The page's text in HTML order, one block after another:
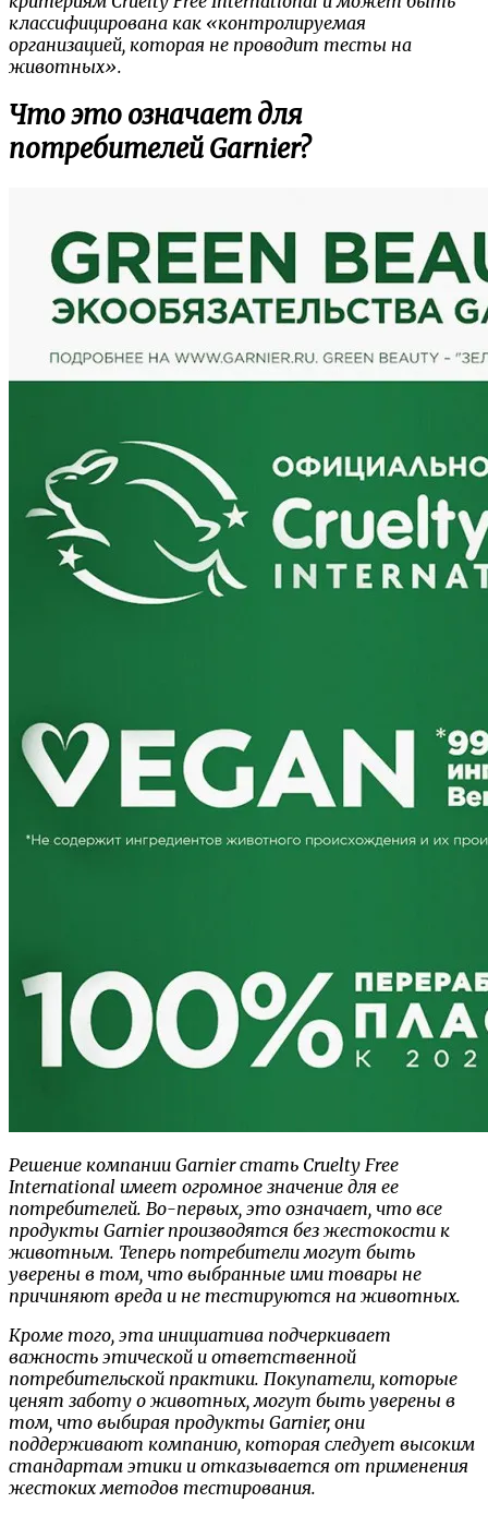
классифицирована как «контролируемая
организацией, которая не проводит тесты на
животных».
Что это означает для
потребителей Garnier?
Решение компании Garnier стать Cruelty Free
International имеет огромное значение для ее
потребителей. Во-первых, это означает, что все
продукты Garnier производятся без жестокости к
животным. Теперь потребители могут быть
уверены в том, что выбранные ими товары не
причиняют вреда и не тестируются на животных.
Кроме того, эта инициатива подчеркивает
важность этической и ответственной
потребительской практики. Покупатели, которые
ценят заботу о животных, могут быть уверены в
том, что выбирая продукты Garnier, они
поддерживают компанию, которая следует высоким
стандартам этики и отказывается от применения
жестоких методов тестирования.